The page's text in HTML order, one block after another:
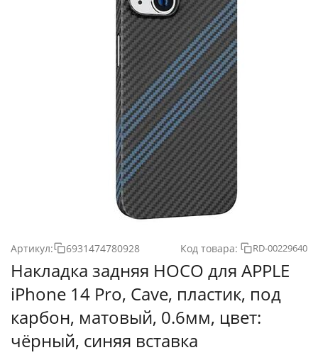
Артикул: 6931474780928 Код товара: RD-00229640
Накладка задняя HOCO для APPLE
iPhone 14 Pro, Cave, пластик, под
карбон, матовый, 0.6мм, цвет:
чёрный, синяя вставка